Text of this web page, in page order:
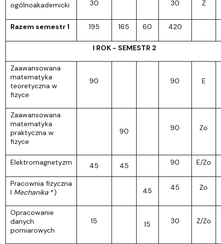
ogólnoakademicki
30 30 Z
Razem semestr 1 195 165 60 420
I ROK - SEMESTR 2
Zaawansowana
matematyka
teoretyczna w
fizyce
90 90 E
Zaawansowana
matematyka
praktyczna w
fizyce
90 90 Zo
Elektromagnetyzm 45 45 90 E/Zo
Pracownia fizyczna
I Mechanika*) 45 45 Zo
Opracowanie
danych
pomiarowych
15 15 30 Z/Zo